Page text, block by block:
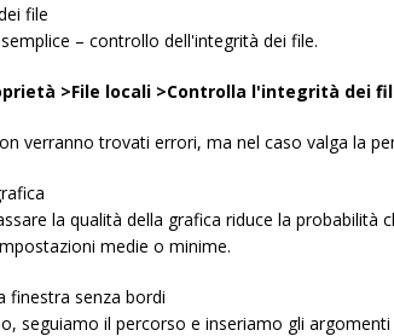
file
– controllo dell'integrità dei file.
>File locali >Controlla l'integrità dei
verranno trovati errori, ma nel caso valga la
la qualità della grafica riduce la probabilità
medie o minime.
finestra senza bordi
seguiamo il percorso e inseriamo gli argomenti